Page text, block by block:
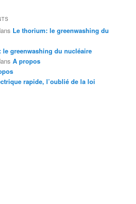
Le thorium: le greenwashing du
le greenwashing du nucléaire
A propos
rapide, l’oublié de la loi